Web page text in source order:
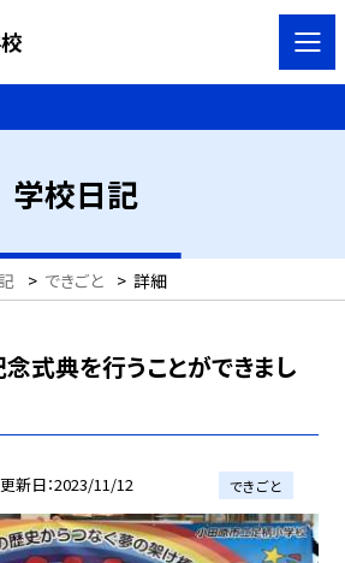
学校日記
> できごと > 詳細
式典を行うことができまし
更新日 2023/11/12 できごと